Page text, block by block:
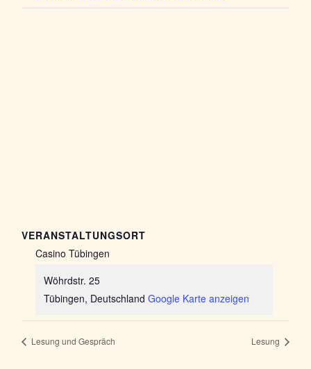
VERANSTALTUNGSORT
Casino Tübingen
Wöhrdstr. 25
Tübingen, Deutschland Google Karte anzeigen
Lesung und Gespräch Lesung